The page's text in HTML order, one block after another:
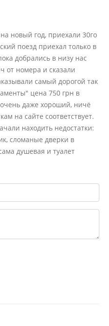
новый год, приехали 30го
поезд приехал только в
добрались в низу нас
от номера и сказали
самый дорогой так
цена 750 грн в
даже хороший, ничё
на сайте соответствует.
находить недостатки:
сломаные дверки в
душевая и туалет